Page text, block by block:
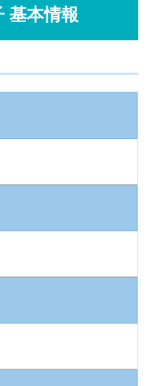
基本情報